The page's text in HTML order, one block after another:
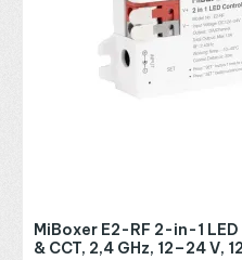
MiBoxer E2-RF 2-in-1
& CCT, 2,4 GHz, 12–24 V,